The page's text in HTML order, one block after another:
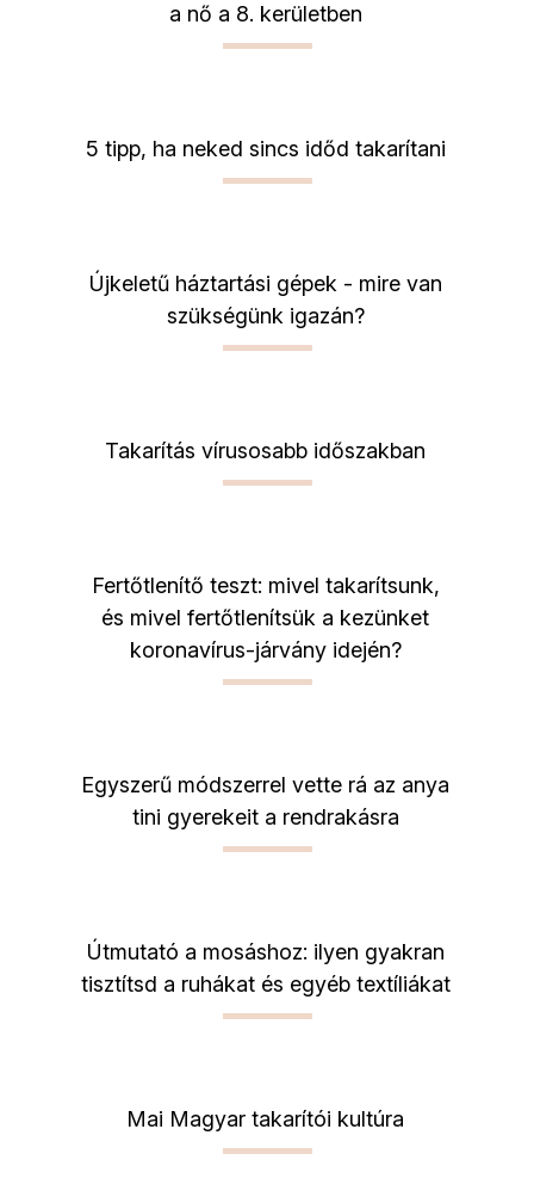
a nő a 8. kerületben
5 tipp, ha neked sincs időd takarítani
Újkeletű háztartási gépek - mire van
szükségünk igazán?
Takarítás vírusosabb időszakban
Fertőtlenítő teszt: mivel takarítsunk,
és mivel fertőtlenítsük a kezünket
koronavírus-járvány idején?
Egyszerű módszerrel vette rá az anya
tini gyerekeit a rendrakásra
Útmutató a mosáshoz: ilyen gyakran
tisztítsd a ruhákat és egyéb textíliákat
Mai Magyar takarítói kultúra